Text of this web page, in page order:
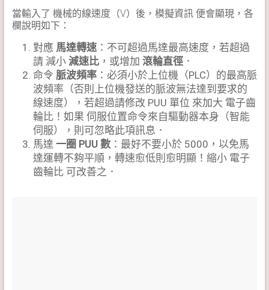
當輸入了 機械的線速度（V）後，模擬資訊 便會顯現，各
欄說明如下：
對應 馬達轉速：不可超過馬達最高速度，若超過
請 減小 減速比，或增加 滾輪直徑．
命令 脈波頻率：必須小於上位機（PLC）的最高脈
波頻率（否則上位機發送的脈波無法達到要求的
線速度），若超過請修改 PUU 單位 來加大 電子齒
輪比！如果 伺服位置命令來自驅動器本身（智能
伺服），則可忽略此項訊息．
馬達 一圈 PUU 數：最好不要小於 5000，以免馬
達運轉不夠平順，轉速愈低則愈明顯！縮小 電子
齒輪比 可改善之．